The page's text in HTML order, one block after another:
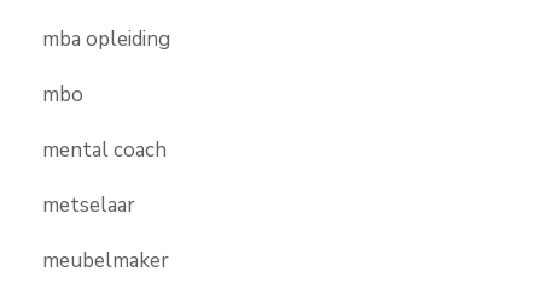
mba opleiding
mbo
mental coach
metselaar
meubelmaker